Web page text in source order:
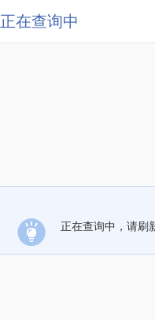
正在查询中
正在查询中，请刷